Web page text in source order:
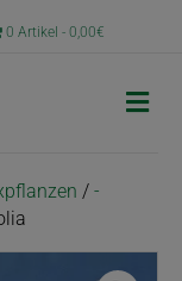
0 Artikel 0,00€
N
a
i
/ -